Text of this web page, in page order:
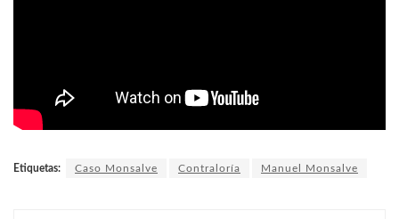
Etiquetas: Caso Monsalve Contraloría Manuel Monsalve